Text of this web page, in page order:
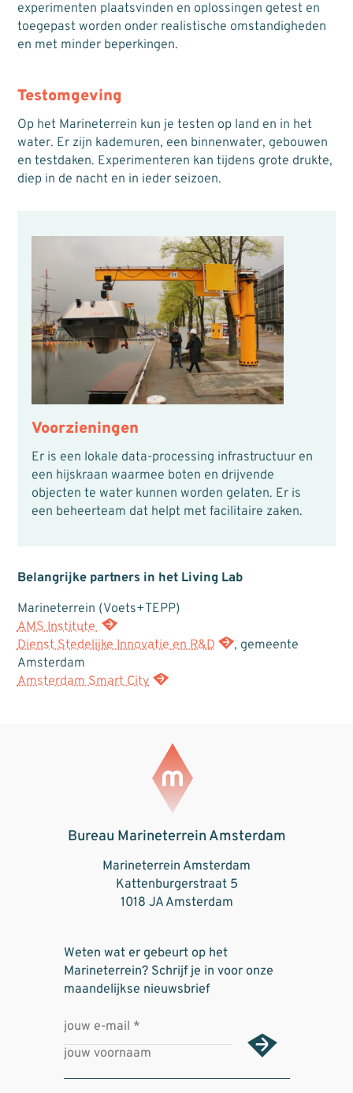
experimenten plaatsvinden en oplossingen getest en
toegepast worden onder realistische omstandigheden
en met minder beperkingen.
Testomgeving
Op het Marineterrein kun je testen op land en in het
water. Er zijn kademuren, een binnenwater, gebouwen
en testdaken. Experimenteren kan tijdens grote drukte,
diep in de nacht en in ieder seizoen.
Voorzieningen
Er is een lokale data-processing infrastructuur en
een hijskraan waarmee boten en drijvende
objecten te water kunnen worden gelaten. Er is
een beheerteam dat helpt met facilitaire zaken.
Belangrijke partners in het Living Lab
Marineterrein (Voets+TEPP)
AMS Institute
Dienst Stedelijke Innovatie en R&D
, gemeente
Amsterdam
Amsterdam Smart City
Bureau Marineterrein Amsterdam
Marineterrein Amsterdam
Kattenburgerstraat 5
1018 JA Amsterdam
Weten wat er gebeurt op het
Marineterrein? Schrijf je in voor onze
maandelijkse nieuwsbrief